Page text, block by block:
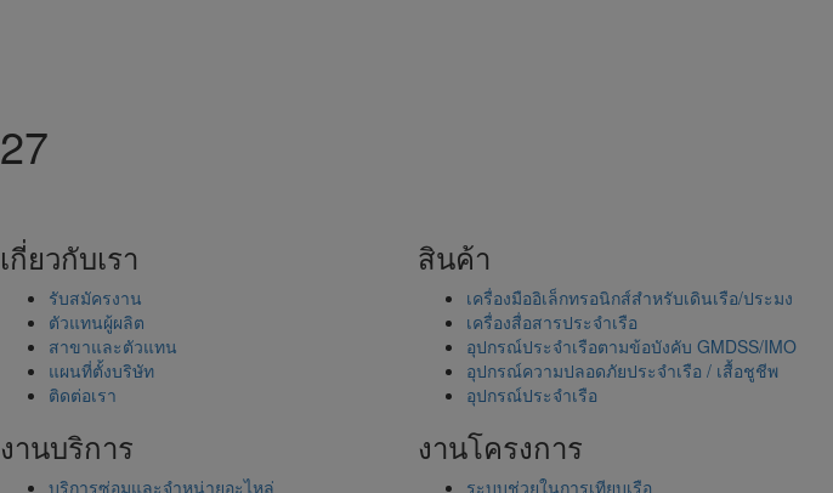
27
เกี่ยวกับเรา
รับสมัครงาน
ตัวแทนผู้ผลิต
สาขาและตัวแทน
แผนที่ตั้งบริษัท
ติดต่อเรา
งานบริการ
บริการซ่อมและจำหน่ายอะไหล่
สินค้า
เครื่องมืออิเล็กทรอนิกส์สำหรับเดินเรือ/ประมง
เครื่องสื่อสารประจำเรือ
อุปกรณ์ประจำเรือตามข้อบังคับ GMDSS/IMO
อุปกรณ์ความปลอดภัยประจำเรือ / เสื้อชูชีพ
อุปกรณ์ประจำเรือ
งานโครงการ
ระบบช่วยในการเทียบเรือ